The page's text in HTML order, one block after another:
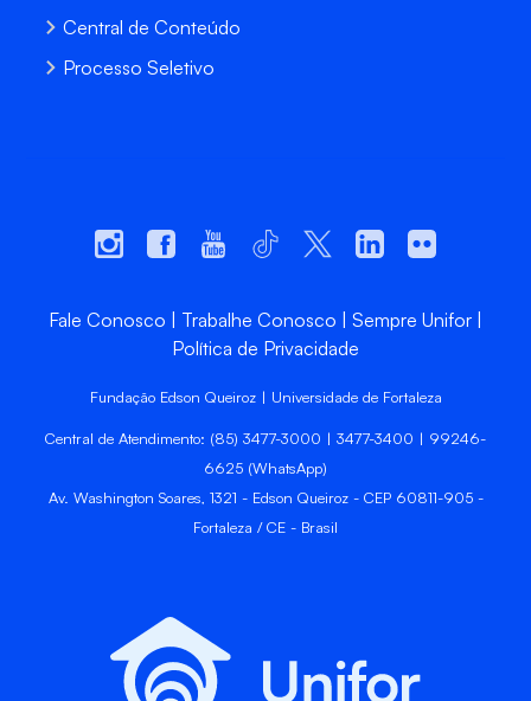
Central de Conteúdo
Processo Seletivo
Fale Conosco Trabalhe Conosco
Sempre Unifor
Política de Privacidade
Fundação Edson Queiroz | Universidade de Fortaleza
Central de Atendimento: (85) 3477-3000 | 3477-3400 | 99246-
6625 (WhatsApp)
Av. Washington Soares, 1321 - Edson Queiroz - CEP 60811-905 -
Fortaleza / CE - Brasil